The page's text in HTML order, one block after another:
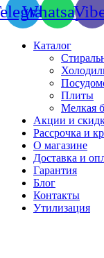
Whatsapp
Каталог
Плиты
Мелкая
Акции и
Рассрочка и
О магазине
Доставка и
Гарантия
Блог
Контакты
Утилизация